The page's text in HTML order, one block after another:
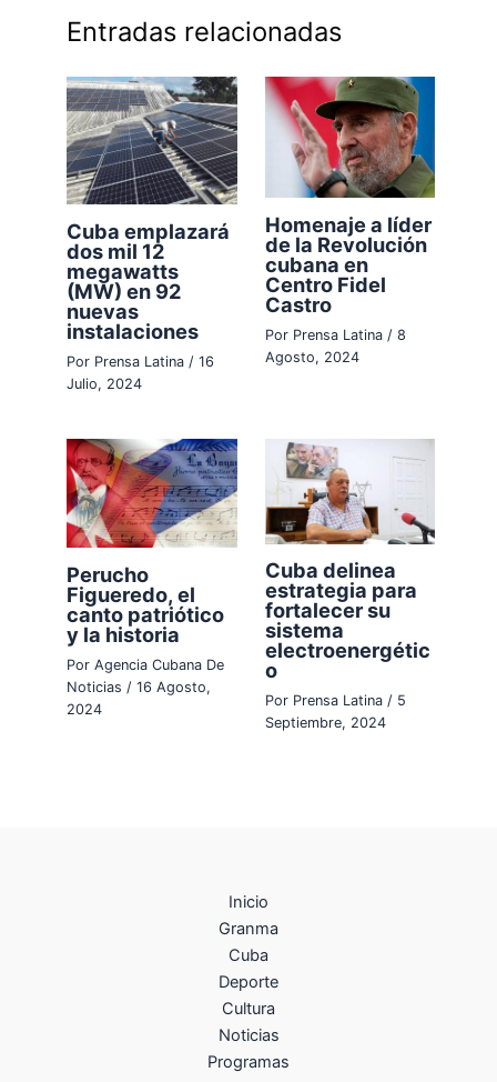
Entradas relacionadas
Cuba emplazará
dos mil 12
megawatts
(MW) en 92
nuevas
instalaciones
Por Prensa Latina /16
Julio, 2024
Homenaje a líder
de la Revolución
cubana en
Centro Fidel
Castro
Por Prensa Latina / 8
Agosto, 2024
Perucho
Figueredo, el
canto patriótico
y la historia
PorAgencia Cubana De
Noticias/16 Agosto,
2024
Cuba delinea
estrategia para
fortalecer su
sistema
electroenergétic
o
Por Prensa Latina / 5
Septiembre, 2024
Inicio
Granma
Cuba
Deporte
Cultura
Noticias
Programas